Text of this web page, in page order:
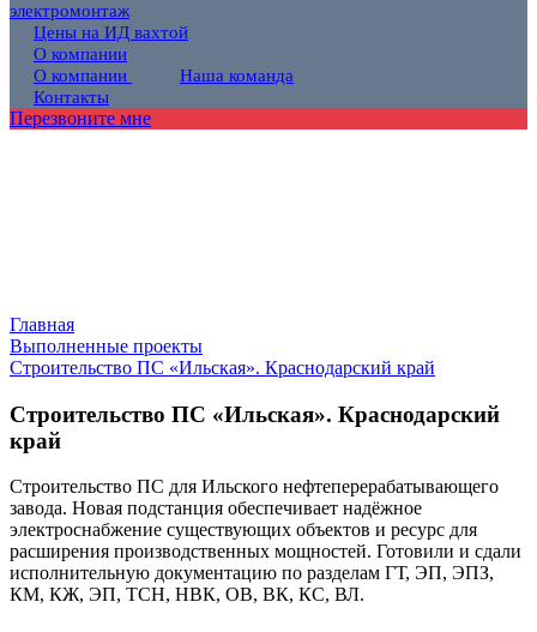
электромонтаж
Цены на ИД вахтой
О компании
О компании
Наша команда
Контакты
Перезвоните мне
Главная
Выполненные проекты
Строительство ПС «Ильская». Краснодарский край
Строительство ПС «Ильская». Краснодарский
край
Строительство ПС для Ильского нефтеперерабатывающего
завода. Новая подстанция обеспечивает надёжное
электроснабжение существующих объектов и ресурс для
расширения производственных мощностей. Готовили и сдали
исполнительную документацию по разделам ГТ, ЭП, ЭПЗ,
КМ, КЖ, ЭП, ТСН, НВК, ОВ, ВК, КС, ВЛ.